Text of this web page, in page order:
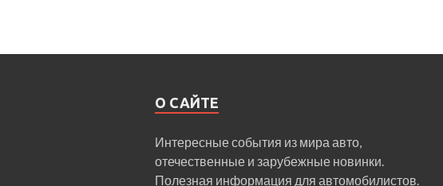
О САЙТЕ
Интересные события из мира авто,
отечественные и зарубежные новинки.
Полезная информация для автомобилистов.